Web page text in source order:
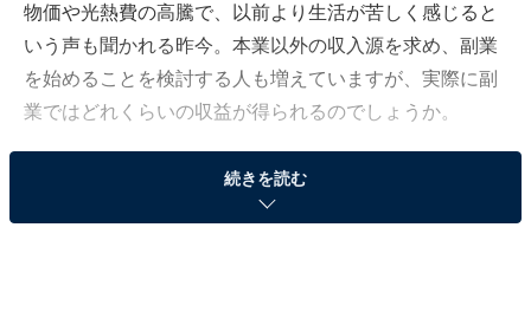
物価や光熱費の高騰で、以前より生活が苦しく感じると
いう声も聞かれる昨今。本業以外の収入源を求め、副業
を始めることを検討する人も増えていますが、実際に副
業ではどれくらいの収益が得られるのでしょうか。
All About編集部が実施した「副業経験に関するアンケー
ト」から、副業のリアルを紹介します。
続きを読む